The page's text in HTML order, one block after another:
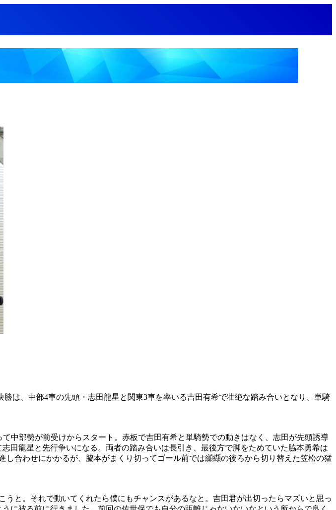
は、中部4車の先頭・志田龍星と関東3車を率いる吉田有希で壮絶な踏み合いとなり、単騎
中部勢が前受けからスタート。赤板で吉田有希と単騎勢での動きはなく、志田が先頭誘導
田龍星と先行争いになる。両者の踏み合いは長引き、最後方で脚をためていた脇本勇希は
合わせにかかるが、脇本がまくり切ってゴール前では纐纈の後ろから切り替えた笠松の猛
と。それで動いてくれたら僕にもチャンスがあるなと。吉田君が出切ったらマズいと思っ